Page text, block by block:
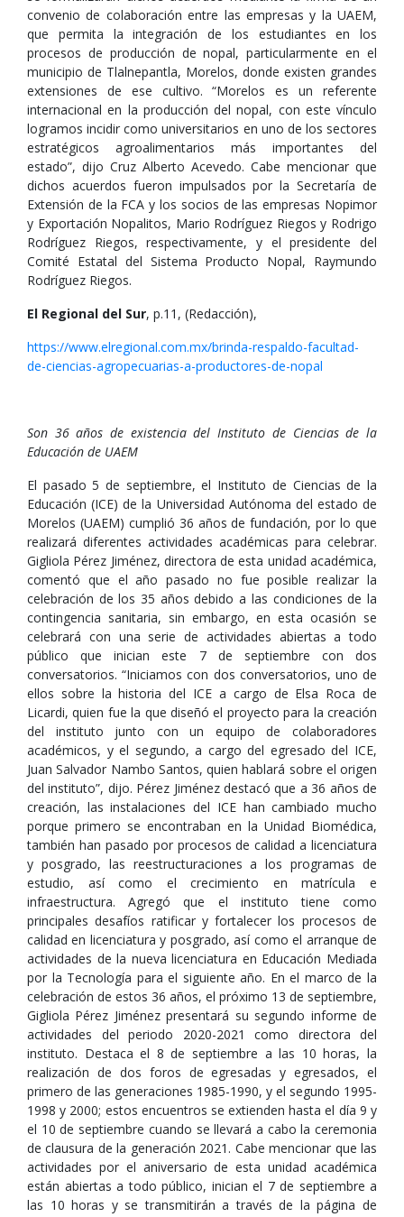
convenio de colaboración entre las empresas y la UAEM,
que permita la integración de los estudiantes en los
procesos de producción de nopal, particularmente en el
municipio de Tlalnepantla, Morelos, donde existen grandes
extensiones de ese cultivo. “Morelos es un referente
internacional en la producción del nopal, con este vínculo
logramos incidir como universitarios en uno de los sectores
estratégicos agroalimentarios más importantes del
estado”, dijo Cruz Alberto Acevedo. Cabe mencionar que
dichos acuerdos fueron impulsados por la Secretaría de
Extensión de la FCA y los socios de las empresas Nopimor
y Exportación Nopalitos, Mario Rodríguez Riegos y Rodrigo
Rodríguez Riegos, respectivamente, y el presidente del
Comité Estatal del Sistema Producto Nopal, Raymundo
Rodríguez Riegos.
El Regional del Sur, p.11, (Redacción),
https://www.elregional.com.mx/brinda-respaldo-facultad-
de-ciencias-agropecuarias-a-productores-de-nopal
Son 36 años de existencia del Instituto de Ciencias de la
Educación de UAEM
El pasado 5 de septiembre, el Instituto de Ciencias de la
Educación (ICE) de la Universidad Autónoma del estado de
Morelos (UAEM) cumplió 36 años de fundación, por lo que
realizará diferentes actividades académicas para celebrar.
Gigliola Pérez Jiménez, directora de esta unidad académica,
comentó que el año pasado no fue posible realizar la
celebración de los 35 años debido a las condiciones de la
contingencia sanitaria, sin embargo, en esta ocasión se
celebrará con una serie de actividades abiertas a todo
público que inician este 7 de septiembre con dos
conversatorios. “Iniciamos con dos conversatorios, uno de
ellos sobre la historia del ICE a cargo de Elsa Roca de
Licardi, quien fue la que diseñó el proyecto para la creación
del instituto junto con un equipo de colaboradores
académicos, y el segundo, a cargo del egresado del ICE,
Juan Salvador Nambo Santos, quien hablará sobre el origen
del instituto”, dijo. Pérez Jiménez destacó que a 36 años de
creación, las instalaciones del ICE han cambiado mucho
porque primero se encontraban en la Unidad Biomédica,
también han pasado por procesos de calidad a licenciatura
y posgrado, las reestructuraciones a los programas de
estudio, así como el crecimiento en matrícula e
infraestructura. Agregó que el instituto tiene como
principales desafíos ratificar y fortalecer los procesos de
calidad en licenciatura y posgrado, así como el arranque de
actividades de la nueva licenciatura en Educación Mediada
por la Tecnología para el siguiente año. En el marco de la
celebración de estos 36 años, el próximo 13 de septiembre,
Gigliola Pérez Jiménez presentará su segundo informe de
actividades del periodo 2020-2021 como directora del
instituto. Destaca el 8 de septiembre a las 10 horas, la
realización de dos foros de egresadas y egresados, el
primero de las generaciones 1985-1990, y el segundo 1995-
1998 y 2000; estos encuentros se extienden hasta el día 9 y
el 10 de septiembre cuando se llevará a cabo la ceremonia
de clausura de la generación 2021. Cabe mencionar que las
actividades por el aniversario de esta unidad académica
están abiertas a todo público, inician el 7 de septiembre a
las 10 horas y se transmitirán a través de la página de